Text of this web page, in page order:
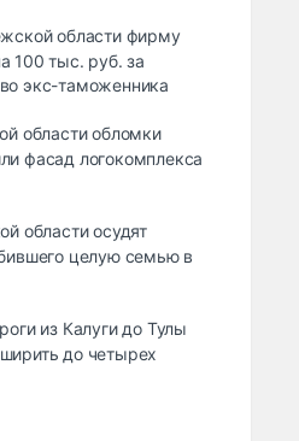
области фирму
100 тыс. руб. за
экс-таможенника
области обломки
фасад логокомплекса
области осудят
целую семью в
из Калуги до Тулы
до четырех